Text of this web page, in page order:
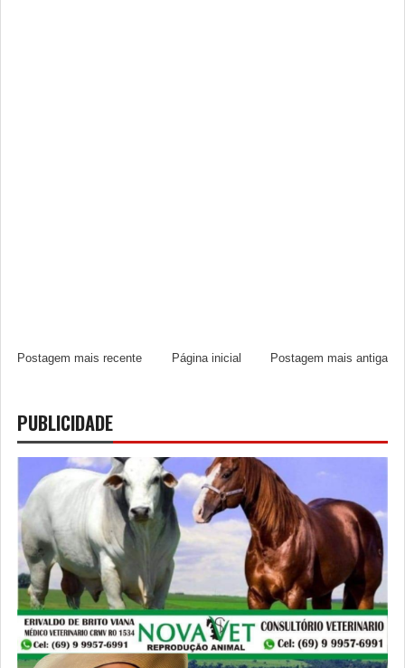
Postagem mais recente Postagem mais antiga
Página inicial
PUBLICIDADE